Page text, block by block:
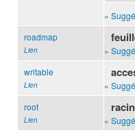
»
roadmap
Lien
»
writable
Lien
»
root
Lien »